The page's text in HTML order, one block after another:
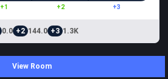
+1 +2 +3
0.0 +2 144.0 +3 1.3K
View Room